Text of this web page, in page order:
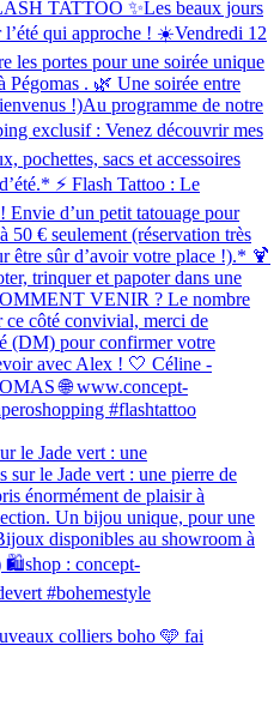
le Jade vert : une
colliers boho 🩵 fai